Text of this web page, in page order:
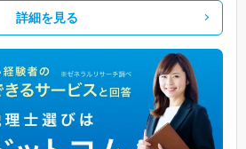
詳細を見る